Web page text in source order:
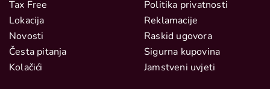
Tax Free
Lokacija
Novosti
Česta pitanja
Kolačići
Politika privatnosti
Reklamacije
Raskid ugovora
Sigurna kupovina
Jamstveni uvjeti